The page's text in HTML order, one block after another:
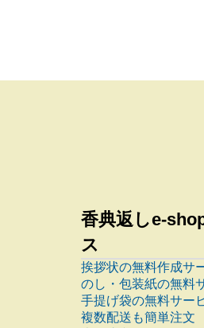
香典返しe-
ス
挨拶状の無料作成サ
のし・包装紙の無料
手提げ袋の無料サー
複数配送も簡単注文